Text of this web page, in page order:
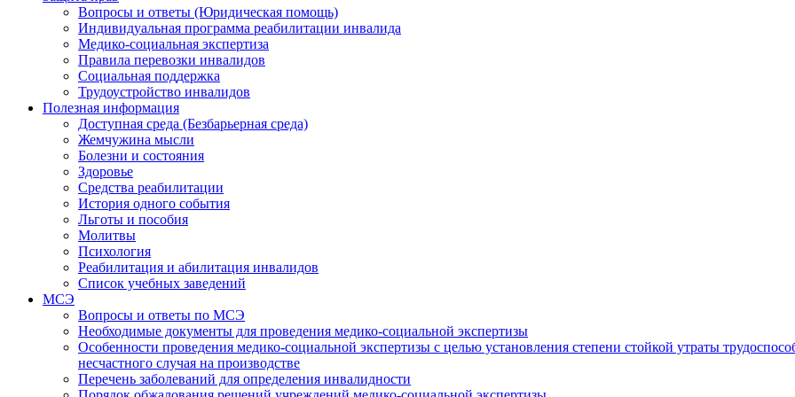
Вопросы и ответы (Юридическая помощь)
Индивидуальная программа реабилитации инвалида
Медико-социальная экспертиза
Правила перевозки инвалидов
Социальная поддержка
Трудоустройство инвалидов
Полезная информация
Доступная среда (Безбарьерная среда)
Жемчужина мысли
Болезни и состояния
Здоровье
Средства реабилитации
История одного события
Льготы и пособия
Молитвы
Психология
Реабилитация и абилитация инвалидов
Список учебных заведений
МСЭ
Вопросы и ответы по МСЭ
Необходимые документы для проведения медико-социальной экспертизы
Особенности проведения медико-социальной экспертизы с целью установления степени стойкой утраты
несчастного случая на производстве
Перечень заболеваний для определения инвалидности